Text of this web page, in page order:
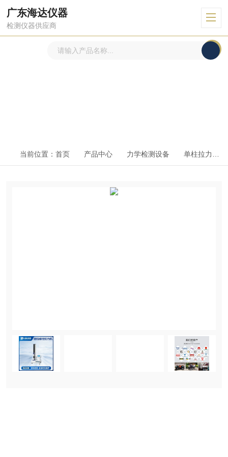
广东海达仪器
检测仪器供应商
当前位置： 首页 产品中心 力学检测设备 单柱拉力机.